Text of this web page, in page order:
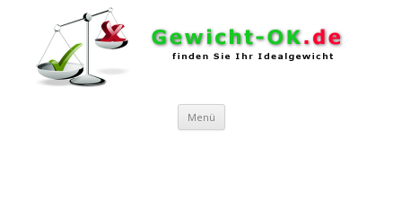
Menü Zum Inhalt springen